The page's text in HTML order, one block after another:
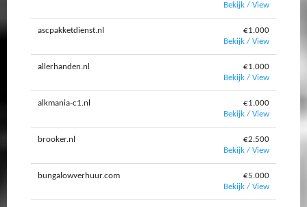
Bekijk / View
ascpakketdienst.nl
€1.000
Bekijk / View
allerhanden.nl
€1.000
Bekijk / View
alkmania-c1.nl
€1.000
Bekijk / View
brooker.nl
€2.500
Bekijk / View
bungalowverhuur.com
€5.000
Bekijk / View